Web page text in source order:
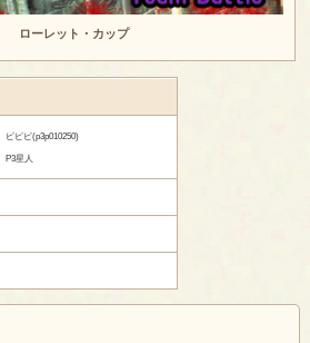
ローレット・カップ
ピピピ(p3p010250)
P3星人